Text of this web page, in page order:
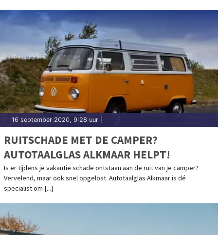
16 september 2020, 9:28 uur
RUITSCHADE MET DE CAMPER?
AUTOTAALGLAS ALKMAAR HELPT!
Is er tijdens je vakantie schade ontstaan aan de ruit van je camper?
Vervelend, maar ook snel opgelost. Autotaalglas Alkmaar is dé
specialist om [...]